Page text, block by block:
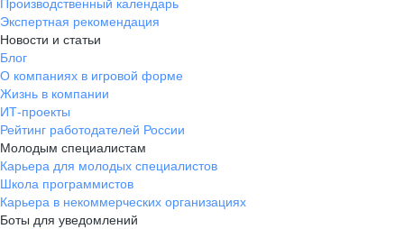
Экспертная рекомендация
Новости и статьи
Блог
О компаниях в игровой форме
Жизнь в компании
ИТ-проекты
Рейтинг работодателей России
Молодым специалистам
Карьера для молодых специалистов
Школа программистов
Карьера в некоммерческих организациях
Боты для уведомлений